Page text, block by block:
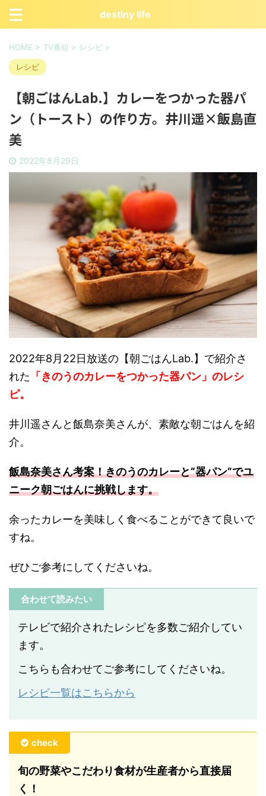
destiny life
HOME > TV番組 > レシピ >
レシピ
【朝ごはんLab.】カレーをつかった器パ
ン（トースト）の作り方。井川遥×飯島直
美
2022年8月29日
2022年8月22日放送の【朝ごはんLab.】で紹介さ
れた 「きのうのカレーをつかった器パン」のレシ
ピ。
井川遥さんと飯島奈美さんが、素敵な朝ごはんを紹
介。
飯島奈美さん考案！きのうのカレーと“器パン”でユ
ニーク朝ごはんに挑戦します。
余ったカレーを美味しく食べることができて良いで
すね。
ぜひご参考にしてくださいね。
合わせて読みたい
テレビで紹介されたレシピを多数ご紹介してい
ます。
こちらも合わせてご参考にしてくださいね。
レシピ一覧はこちらから
check
旬の野菜やこだわり食材が生産者から直接届
く！